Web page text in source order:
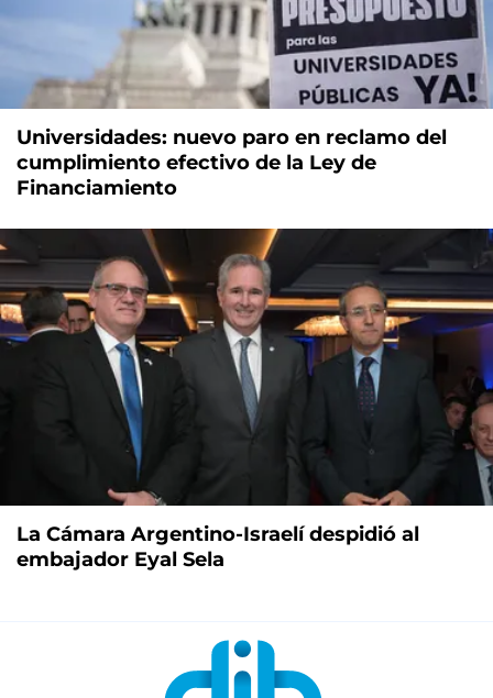
Universidades: nuevo paro en reclamo del
cumplimiento efectivo de la Ley de
Financiamiento
La Cámara Argentino-Israelí despidió al
embajador Eyal Sela